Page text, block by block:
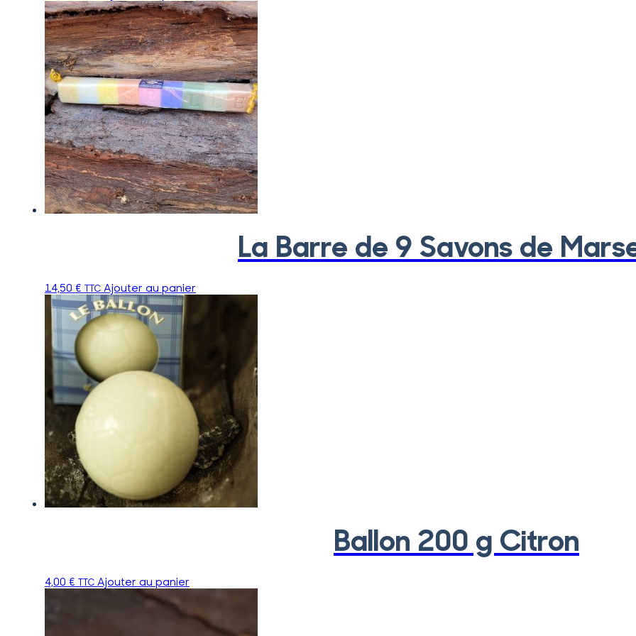
La Barre de 9 Savons de
14,50 € TTC Ajouter au panier
Ballon 200 g Citron
4,00 € TTC Ajouter au panier